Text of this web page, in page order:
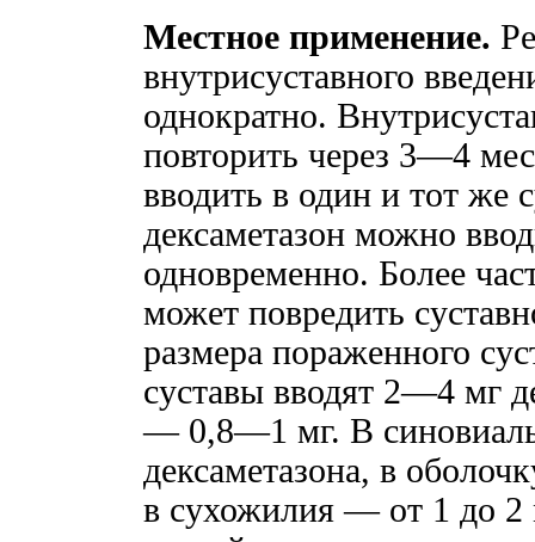
Местное применение.
внутрисуставного
однократно.
повторить через 3—4
вводить в один и тот же
дексаметазон можно
одновременно. Более
может повредить
размера пораженного
суставы вводят 2—4 мг
— 0,8—1 мг. В
дексаметазона, в
в сухожилия — от 1 до 2